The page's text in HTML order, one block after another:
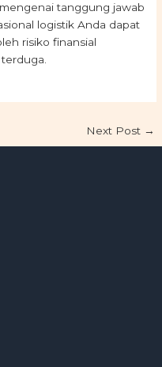
tanggung jawab
logistik Anda dapat
risiko finansial
Next Post →